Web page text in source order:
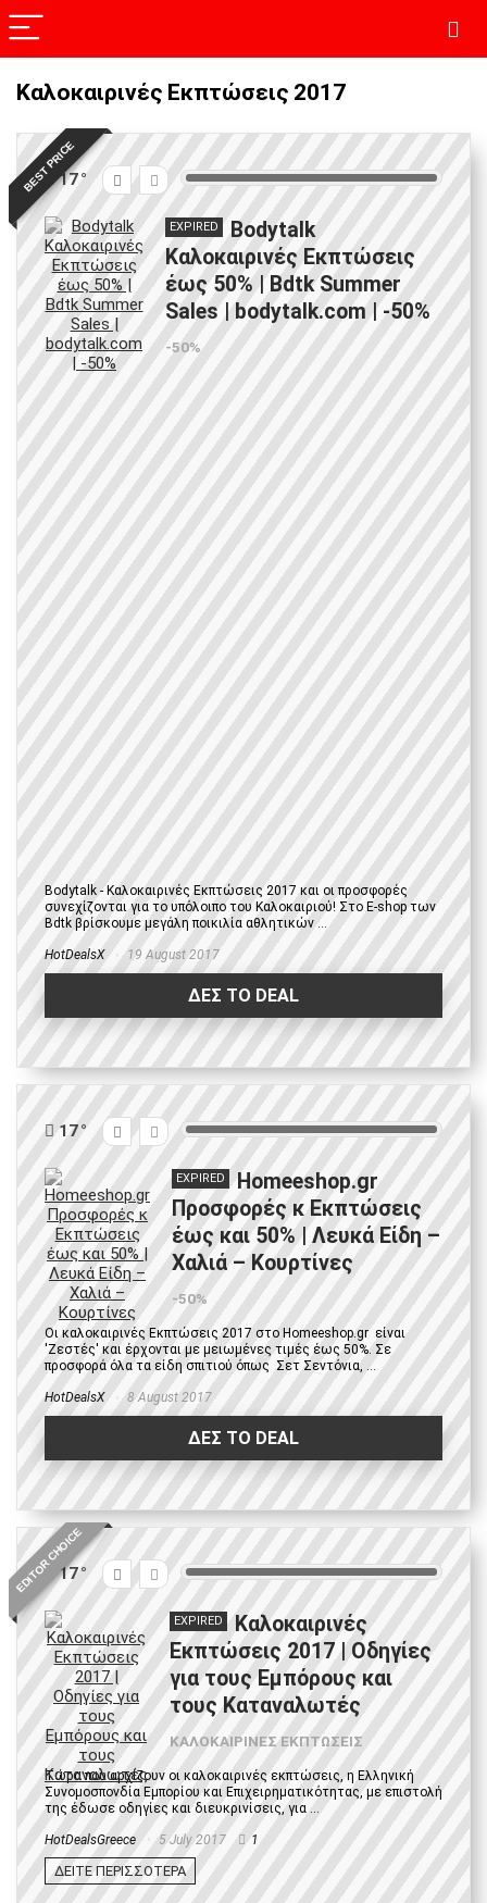
Καλοκαιρινές Εκπτώσεις 2017
BEST PRICE
17
EXPIRED
Bodytalk
Καλοκαιρινές Εκπτώσεις
έως 50% | Bdtk Summer
Sales | bodytalk.com | -50%
-50%
Bodytalk - Καλοκαιρινές Εκπτώσεις 2017 και οι προσφορές
συνεχίζονται για το υπόλοιπο του Καλοκαιριού! Στο E-shop των
Bdtk βρίσκουμε μεγάλη ποικιλία αθλητικών ...
HotDealsX 19 August 2017
ΔΕΣ ΤΟ DEAL
17
EXPIRED
Homeeshop.gr
Προσφορές κ Εκπτώσεις
έως και 50% | Λευκά Είδη –
Χαλιά – Κουρτίνες
-50%
Οι καλοκαιρινές Εκπτώσεις 2017 στο Homeeshop.gr είναι
'Ζεστές' και έρχονται με μειωμένες τιμές έως 50%. Σε
προσφορά όλα τα είδη σπιτιού όπως Σετ Σεντόνια, ...
HotDealsX 8 August 2017
ΔΕΣ ΤΟ DEAL
EDITOR CHOICE
17
EXPIRED
Καλοκαιρινές
Εκπτώσεις 2017 | Οδηγίες
για τους Εμπόρους και
τους Καταναλωτές
ΚΑΛΟΚΑΙΡΙΝΕΣ ΕΚΠΤΩΣΕΙΣ
Τώρα που αρχίζουν οι καλοκαιρινές εκπτώσεις, η Ελληνική
Συνομοσπονδία Εμπορίου και Επιχειρηματικότητας, με επιστολή
της έδωσε οδηγίες και διευκρινίσεις, για ...
HotDealsGreece 5 July 2017 1
ΔΕΙΤΕ ΠΕΡΙΣΣΟΤΕΡΑ